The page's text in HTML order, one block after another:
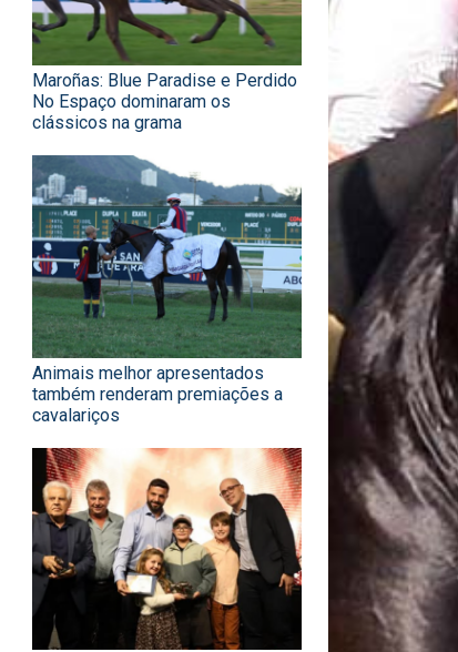
Maroñas: Blue Paradise e Perdido
No Espaço dominaram os
clássicos na grama
Animais melhor apresentados
também renderam premiações a
cavalariços